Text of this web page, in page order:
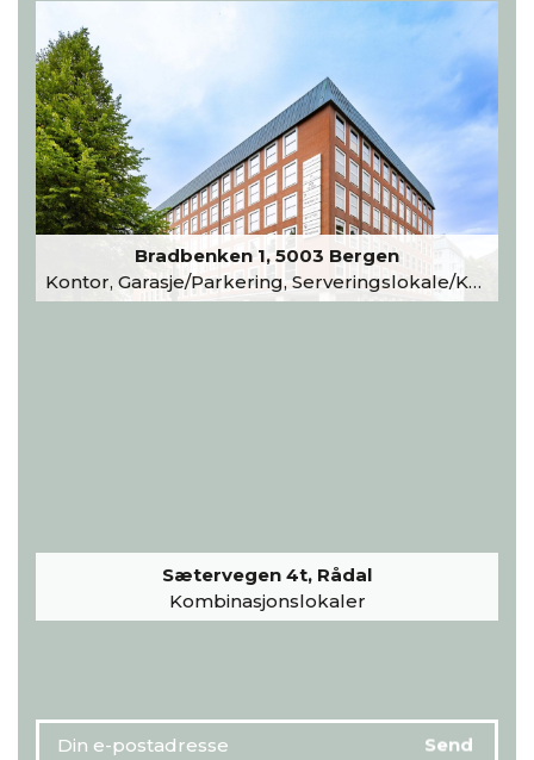
Bradbenken 1, 5003 Bergen
Kontor, Garasje/Parkering, Serveringslokale/Kantine, Undervisning/Arrangement
Sætervegen 4t, Rådal
Kombinasjonslokaler